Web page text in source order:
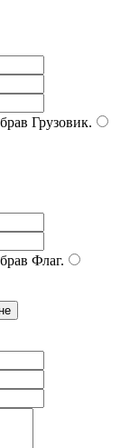
Грузовик.
Флаг.